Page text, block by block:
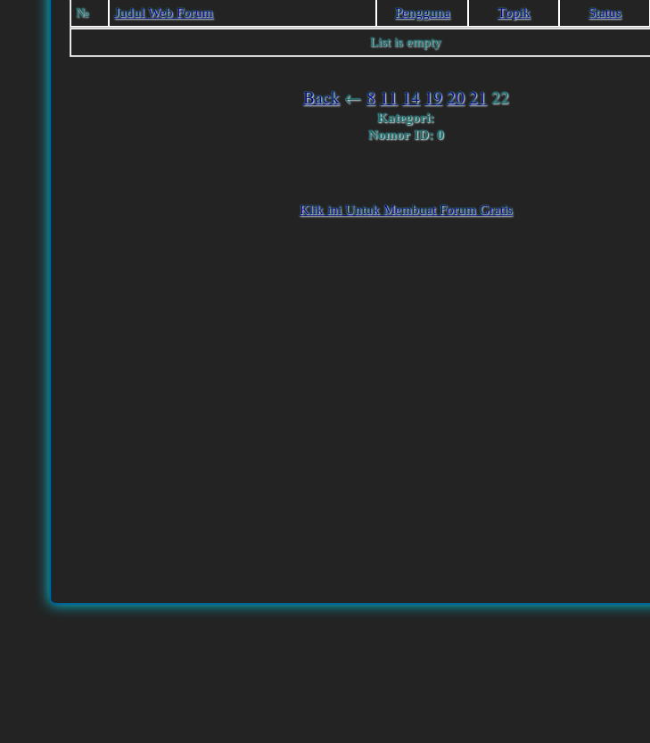
№ Judul Web Forum Pengguna Тopik Status
List is empty
Back← 8 11 14 19 20 21 22
Kategori:
Nomor ID: 0
Klik ini Untuk Membuat Forum Gratis